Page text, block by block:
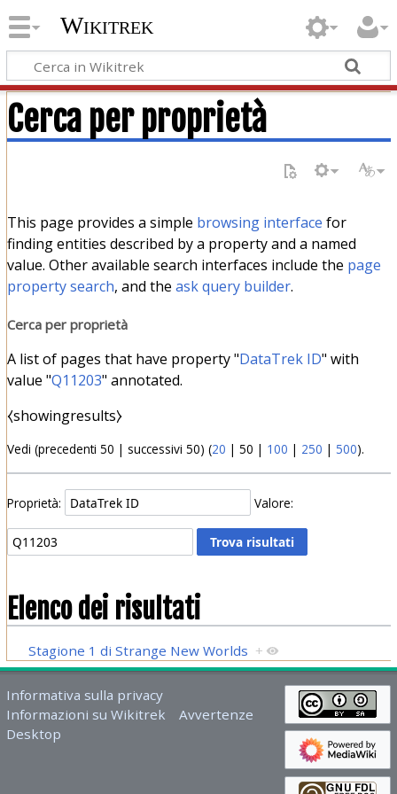
Wikitrek
Cerca per proprietà
This page provides a simple browsing interface for
finding entities described by a property and a named
value. Other available search interfaces include the page
property search, and the ask query builder.
Cerca per proprietà
A list of pages that have property "DataTrek ID" with
value "Q11203" annotated.
⧼showingresults⧽
Vedi (precedenti 50 | successivi 50) (20 | 50 | 100 | 250 | 500).
Proprietà: Valore:
Elenco dei risultati
Stagione 1 di Strange New Worlds +
Informativa sulla privacy
Informazioni su Wikitrek
Avvertenze
Desktop